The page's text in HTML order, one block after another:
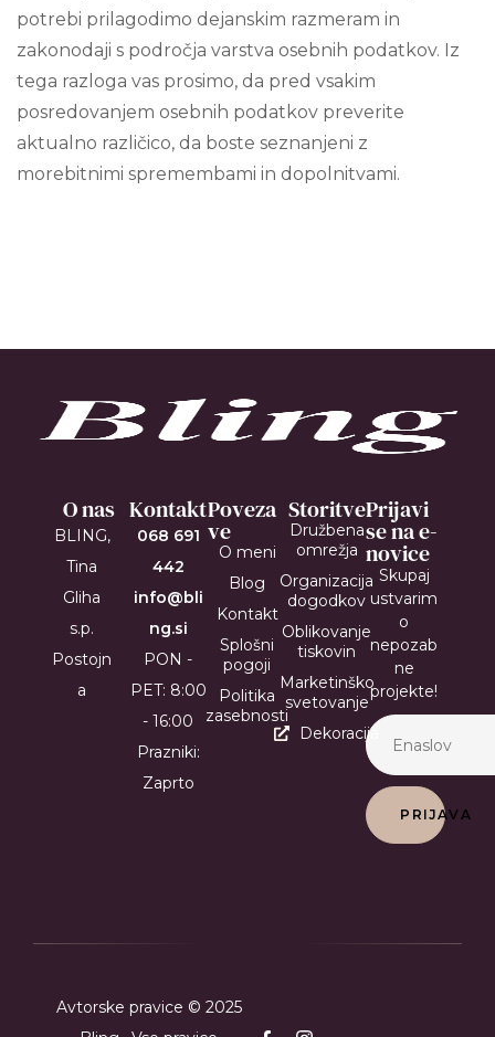
potrebi prilagodimo dejanskim razmeram in
zakonodaji s področja varstva osebnih podatkov. Iz
tega razloga vas prosimo, da pred vsakim
posredovanjem osebnih podatkov preverite
aktualno različico, da boste seznanjeni z
morebitnimi spremembami in dopolnitvami.
O nas
BLING,
Tina
Gliha
s.p.
Postojn
a
Kontakt
068 691
442
info@bli
ng.si
PON -
PET: 8:00
- 16:00
Prazniki:
Zaprto
Skupaj
ustvarim
o
nepozab
ne
projekte!
Prijavi
se na e-
novice
PRIJAVA
Poveza
Ve
O meni
Blog
Kontakt
Splošni
pogoji
Politika
zasebnosti
Storitve
Družbena
omrežja
Organizacija
dogodkov
Oblikovanje
tiskovin
Marketinško
svetovanje
Dekoracija
Avtorske pravice © 2025